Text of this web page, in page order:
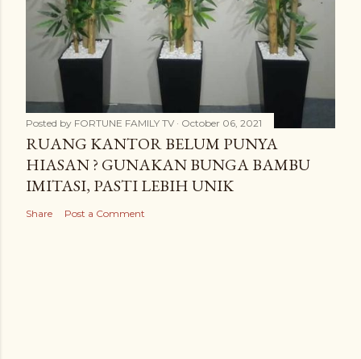
Posted by FORTUNE FAMILY TV October 06, 2021
RUANG KANTOR BELUM PUNYA
HIASAN ? GUNAKAN BUNGA BAMBU
IMITASI, PASTI LEBIH UNIK
Share Post a Comment